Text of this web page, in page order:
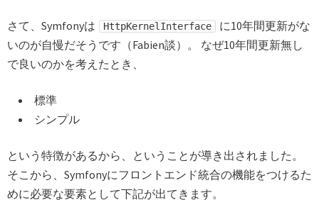
さて、Symfonyは HttpKernelInterface
に10年間更新がな
いのが自慢だそうです（Fabien談）。 なぜ10年間更新無し
で良いのかを考えたとき、
標準
シンプル
という特徴があるから、ということが導き出されました。
そこから、Symfonyにフロントエンド統合の機能をつけるた
めに必要な要素として下記が出てきます。